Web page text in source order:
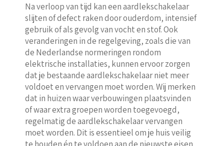
Na verloop van tijd kan een aardlekschakelaar
slijten of defect raken door ouderdom, intensief
gebruik of als gevolg van vocht en stof. Ook
veranderingen in de regelgeving, zoals die van
de Nederlandse normeringen rondom
elektrische installaties, kunnen ervoor zorgen
dat je bestaande aardlekschakelaar niet meer
voldoet en vervangen moet worden. Wij merken
dat in huizen waar verbouwingen plaatsvinden
of waar extra groepen worden toegevoegd,
regelmatig de aardlekschakelaar vervangen
moet worden. Dit is essentieel om je huis veilig